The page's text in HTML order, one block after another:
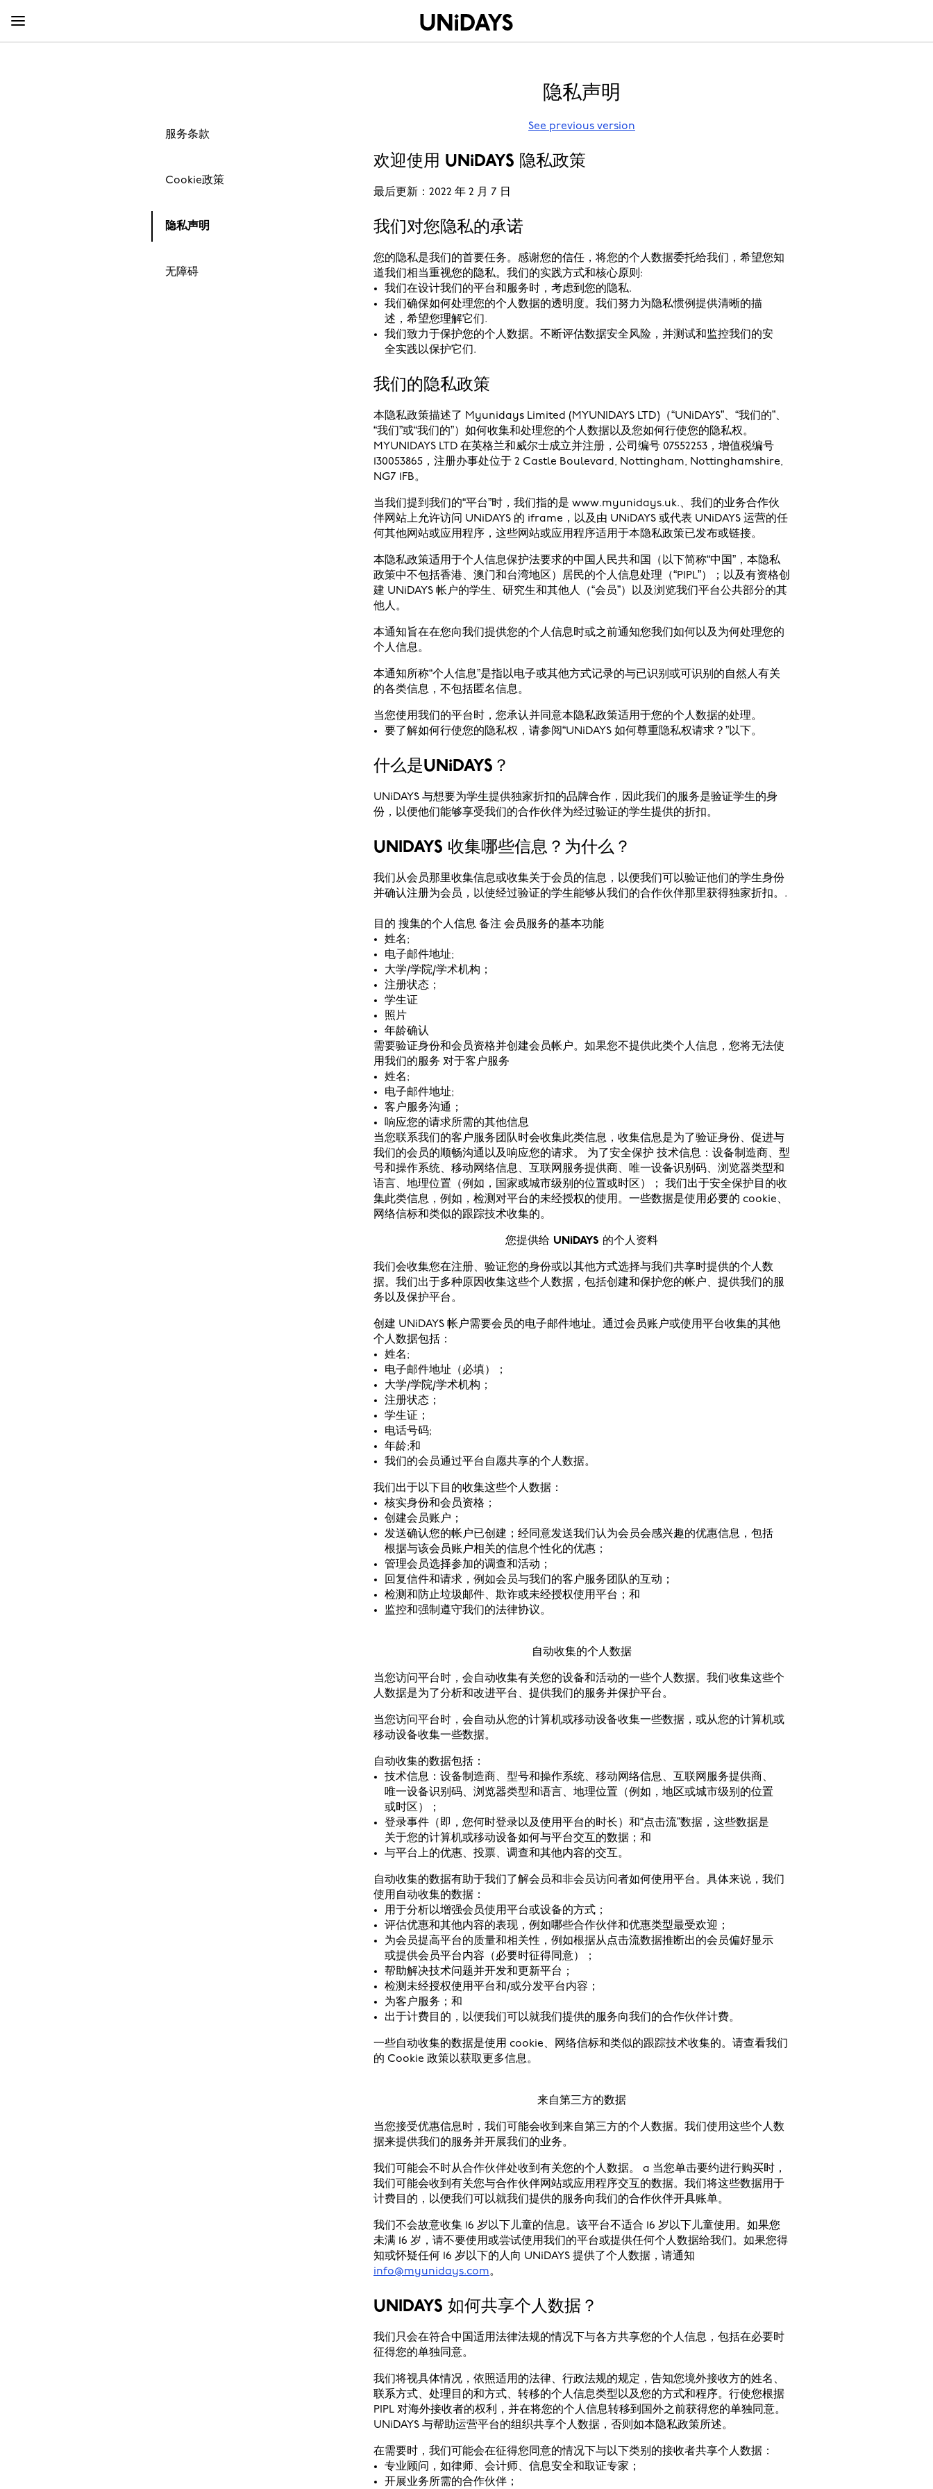
服务条款
Cookie政策
隐私声明
无障碍
隐私声明
See previous version
欢迎使用 UNiDAYS 隐私政策
最后更新：2022 年 2 月 7 日
我们对您隐私的承诺
您的隐私是我们的首要任务。感谢您的信任，将您的个人数据委托给我们，希望您知
道我们相当重视您的隐私。我们的实践方式和核心原则:
我们在设计我们的平台和服务时，考虑到您的隐私.
我们确保如何处理您的个人数据的透明度。我们努力为隐私惯例提供清晰的描
述，希望您理解它们.
我们致力于保护您的个人数据。不断评估数据安全风险，并测试和监控我们的安
全实践以保护它们.
我们的隐私政策
本隐私政策描述了 Myunidays Limited (MYUNIDAYS LTD)（“UNiDAYS”、“我们的”、
“我们”或“我们的”）如何收集和处理您的个人数据以及您如何行使您的隐私权。
MYUNIDAYS LTD 在英格兰和威尔士成立并注册，公司编号 07552253，增值税编号
130053865，注册办事处位于 2 Castle Boulevard, Nottingham, Nottinghamshire,
NG7 1FB。
当我们提到我们的“平台”时，我们指的是 www.myunidays.uk.、我们的业务合作伙
伴网站上允许访问 UNiDAYS 的 iframe，以及由 UNiDAYS 或代表 UNiDAYS 运营的任
何其他网站或应用程序，这些网站或应用程序适用于本隐私政策已发布或链接。
本隐私政策适用于个人信息保护法要求的中国人民共和国（以下简称“中国”，本隐私
政策中不包括香港、澳门和台湾地区）居民的个人信息处理（“PIPL”）；以及有资格创
建 UNiDAYS 帐户的学生、研究生和其他人（“会员”）以及浏览我们平台公共部分的其
他人。
本通知旨在在您向我们提供您的个人信息时或之前通知您我们如何以及为何处理您的
个人信息。
本通知所称“个人信息”是指以电子或其他方式记录的与已识别或可识别的自然人有关
的各类信息，不包括匿名信息。
当您使用我们的平台时，您承认并同意本隐私政策适用于您的个人数据的处理。
要了解如何行使您的隐私权，请参阅“UNiDAYS 如何尊重隐私权请求？”以下。
什么是UNiDAYS？
UNiDAYS 与想要为学生提供独家折扣的品牌合作，因此我们的服务是验证学生的身
份，以便他们能够享受我们的合作伙伴为经过验证的学生提供的折扣。
UNIDAYS 收集哪些信息？为什么？
我们从会员那里收集信息或收集关于会员的信息，以便我们可以验证他们的学生身份
并确认注册为会员，以使经过验证的学生能够从我们的合作伙伴那里获得独家折扣。.
目的 搜集的个人信息 备注 会员服务的基本功能
姓名;
电子邮件地址;
大学/学院/学术机构；
注册状态；
学生证
照片
年龄确认
需要验证身份和会员资格并创建会员帐户。如果您不提供此类个人信息，您将无法使
用我们的服务 对于客户服务
姓名;
电子邮件地址;
客户服务沟通；
响应您的请求所需的其他信息
当您联系我们的客户服务团队时会收集此类信息，收集信息是为了验证身份、促进与
我们的会员的顺畅沟通以及响应您的请求。 为了安全保护 技术信息：设备制造商、型
号和操作系统、移动网络信息、互联网服务提供商、唯一设备识别码、浏览器类型和
语言、地理位置（例如，国家或城市级别的位置或时区）； 我们出于安全保护目的收
集此类信息，例如，检测对平台的未经授权的使用。一些数据是使用必要的 cookie、
网络信标和类似的跟踪技术收集的。
您提供给 UNiDAYS 的个人资料
我们会收集您在注册、验证您的身份或以其他方式选择与我们共享时提供的个人数
据。我们出于多种原因收集这些个人数据，包括创建和保护您的帐户、提供我们的服
务以及保护平台。
创建 UNiDAYS 帐户需要会员的电子邮件地址。通过会员账户或使用平台收集的其他
个人数据包括：
姓名;
电子邮件地址（必填）；
大学/学院/学术机构；
注册状态；
学生证；
电话号码;
年龄;和
我们的会员通过平台自愿共享的个人数据。
我们出于以下目的收集这些个人数据：
核实身份和会员资格；
创建会员账户；
发送确认您的帐户已创建；经同意发送我们认为会员会感兴趣的优惠信息，包括
根据与该会员账户相关的信息个性化的优惠；
管理会员选择参加的调查和活动；
回复信件和请求，例如会员与我们的客户服务团队的互动；
检测和防止垃圾邮件、欺诈或未经授权使用平台；和
监控和强制遵守我们的法律协议。
自动收集的个人数据
当您访问平台时，会自动收集有关您的设备和活动的一些个人数据。我们收集这些个
人数据是为了分析和改进平台、提供我们的服务并保护平台。
当您访问平台时，会自动从您的计算机或移动设备收集一些数据，或从您的计算机或
移动设备收集一些数据。
自动收集的数据包括：
技术信息：设备制造商、型号和操作系统、移动网络信息、互联网服务提供商、
唯一设备识别码、浏览器类型和语言、地理位置（例如，地区或城市级别的位置
或时区）；
登录事件（即，您何时登录以及使用平台的时长）和“点击流”数据，这些数据是
关于您的计算机或移动设备如何与平台交互的数据；和
与平台上的优惠、投票、调查和其他内容的交互。
自动收集的数据有助于我们了解会员和非会员访问者如何使用平台。具体来说，我们
使用自动收集的数据：
用于分析以增强会员使用平台或设备的方式；
评估优惠和其他内容的表现，例如哪些合作伙伴和优惠类型最受欢迎；
为会员提高平台的质量和相关性，例如根据从点击流数据推断出的会员偏好显示
或提供会员平台内容（必要时征得同意）；
帮助解决技术问题并开发和更新平台；
检测未经授权使用平台和/或分发平台内容；
为客户服务；和
出于计费目的，以便我们可以就我们提供的服务向我们的合作伙伴计费。
一些自动收集的数据是使用 cookie、网络信标和类似的跟踪技术收集的。请查看我们
的 Cookie 政策以获取更多信息。
来自第三方的数据
当您接受优惠信息时，我们可能会收到来自第三方的个人数据。我们使用这些个人数
据来提供我们的服务并开展我们的业务。
我们可能会不时从合作伙伴处收到有关您的个人数据。 a 当您单击要约进行购买时，
我们可能会收到有关您与合作伙伴网站或应用程序交互的数据。我们将这些数据用于
计费目的，以便我们可以就我们提供的服务向我们的合作伙伴开具账单。
我们不会故意收集 16 岁以下儿童的信息。该平台不适合 16 岁以下儿童使用。如果您
未满 16 岁，请不要使用或尝试使用我们的平台或提供任何个人数据给我们。如果您得
知或怀疑任何 16 岁以下的人向 UNiDAYS 提供了个人数据，请通知
info@myunidays.com。
UNIDAYS 如何共享个人数据？
我们只会在符合中国适用法律法规的情况下与各方共享您的个人信息，包括在必要时
征得您的单独同意。
我们将视具体情况，依照适用的法律、行政法规的规定，告知您境外接收方的姓名、
联系方式、处理目的和方式、转移的个人信息类型以及您的方式和程序。行使您根据
PIPL 对海外接收者的权利，并在将您的个人信息转移到国外之前获得您的单独同意。
UNiDAYS 与帮助运营平台的组织共享个人数据，否则如本隐私政策所述。
在需要时，我们可能会在征得您同意的情况下与以下类别的接收者共享个人数据：
专业顾问，如律师、会计师、信息安全和取证专家；
开展业务所需的合作伙伴；